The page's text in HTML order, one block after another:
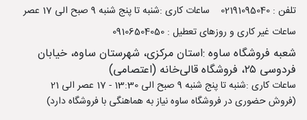
تلفن : 02191095040
ساعات کاری :شنبه تا پنج شنبه 9 صبح الی 17 عصر
ساعات غیر کاری و روزهای تعطیل : 09106504050
شعبه فروشگاه ساوه :استان مرکزی، شهرستان ساوه، خیابان
فردوسی ۲۵، فروشگاه قالی‌خانه (اعتصامی)
ساعات کاری :شنبه تا پنج شنبه 9 صبح الی 13:30 - 17 عصر الی 21
(فروش حضوری در فروشگاه ساوه نیاز به هماهنگی با فروشگاه دارد)